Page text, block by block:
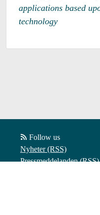
applications based
technology
Follow us
Nyheter (RSS)
Pressmeddelanden (RSS)